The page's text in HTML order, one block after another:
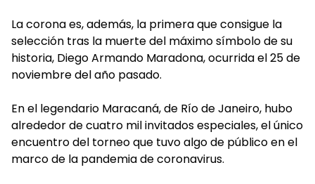
La corona es, además, la primera que consigue la
selección tras la muerte del máximo símbolo de su
historia, Diego Armando Maradona, ocurrida el 25 de
noviembre del año pasado.
En el legendario Maracaná, de Río de Janeiro, hubo
alrededor de cuatro mil invitados especiales, el único
encuentro del torneo que tuvo algo de público en el
marco de la pandemia de coronavirus.